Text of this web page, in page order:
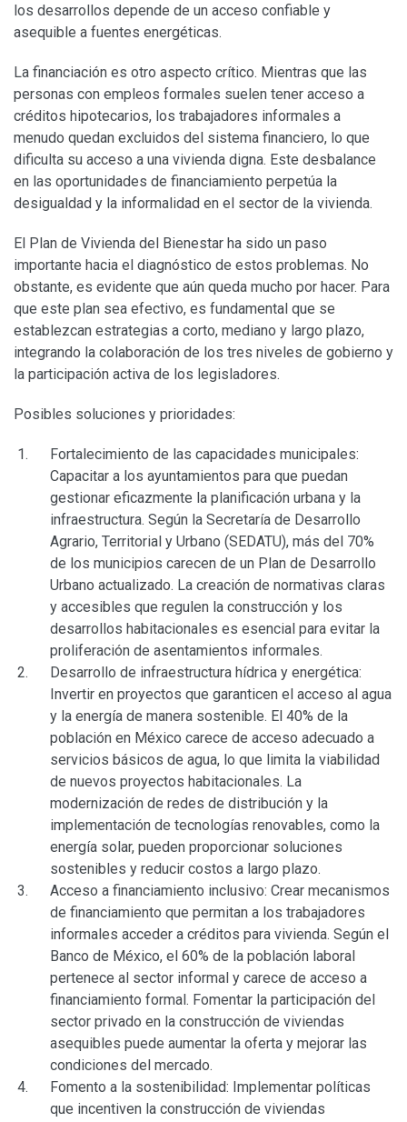
los desarrollos depende de un acceso confiable y
asequible a fuentes energéticas.
La financiación es otro aspecto crítico. Mientras que las
personas con empleos formales suelen tener acceso a
créditos hipotecarios, los trabajadores informales a
menudo quedan excluidos del sistema financiero, lo que
dificulta su acceso a una vivienda digna. Este desbalance
en las oportunidades de financiamiento perpetúa la
desigualdad y la informalidad en el sector de la vivienda.
El Plan de Vivienda del Bienestar ha sido un paso
importante hacia el diagnóstico de estos problemas. No
obstante, es evidente que aún queda mucho por hacer. Para
que este plan sea efectivo, es fundamental que se
establezcan estrategias a corto, mediano y largo plazo,
integrando la colaboración de los tres niveles de gobierno y
la participación activa de los legisladores.
Posibles soluciones y prioridades:
Fortalecimiento de las capacidades municipales:
Capacitar a los ayuntamientos para que puedan
gestionar eficazmente la planificación urbana y la
infraestructura. Según la Secretaría de Desarrollo
Agrario, Territorial y Urbano (SEDATU), más del 70%
de los municipios carecen de un Plan de Desarrollo
Urbano actualizado. La creación de normativas claras
y accesibles que regulen la construcción y los
desarrollos habitacionales es esencial para evitar la
proliferación de asentamientos informales.
Desarrollo de infraestructura hídrica y energética:
Invertir en proyectos que garanticen el acceso al agua
y la energía de manera sostenible. El 40% de la
población en México carece de acceso adecuado a
servicios básicos de agua, lo que limita la viabilidad
de nuevos proyectos habitacionales. La
modernización de redes de distribución y la
implementación de tecnologías renovables, como la
energía solar, pueden proporcionar soluciones
sostenibles y reducir costos a largo plazo.
Acceso a financiamiento inclusivo: Crear mecanismos
de financiamiento que permitan a los trabajadores
informales acceder a créditos para vivienda. Según el
Banco de México, el 60% de la población laboral
pertenece al sector informal y carece de acceso a
financiamiento formal. Fomentar la participación del
sector privado en la construcción de viviendas
asequibles puede aumentar la oferta y mejorar las
condiciones del mercado.
Fomento a la sostenibilidad: Implementar políticas
que incentiven la construcción de viviendas